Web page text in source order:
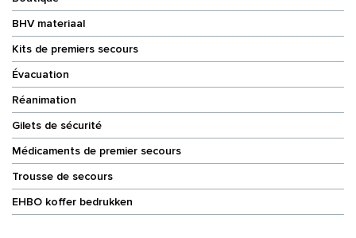
BHV materiaal
Kits de premiers secours
Évacuation
Réanimation
Gilets de sécurité
Médicaments de premier secours
Trousse de secours
EHBO koffer bedrukken